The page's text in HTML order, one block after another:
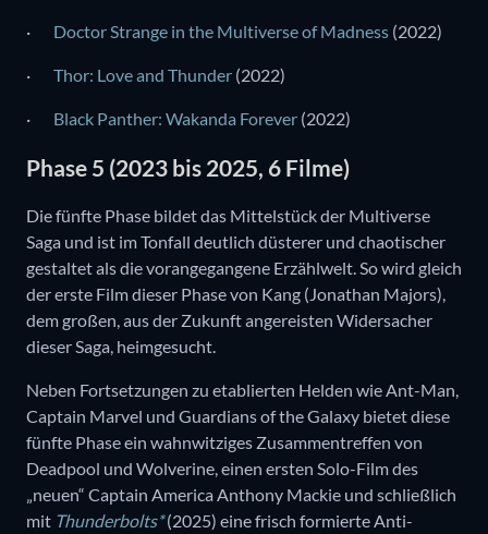
· Doctor Strange in the Multiverse of Madness (2022)
· Thor: Love and Thunder (2022)
· Black Panther: Wakanda Forever (2022)
Phase 5 (2023 bis 2025, 6 Filme)
Die fünfte Phase bildet das Mittelstück der Multiverse
Saga und ist im Tonfall deutlich düsterer und chaotischer
gestaltet als die vorangegangene Erzählwelt. So wird gleich
der erste Film dieser Phase von Kang (Jonathan Majors),
dem großen, aus der Zukunft angereisten Widersacher
dieser Saga, heimgesucht.
Neben Fortsetzungen zu etablierten Helden wie Ant-Man,
Captain Marvel und Guardians of the Galaxy bietet diese
fünfte Phase ein wahnwitziges Zusammentreffen von
Deadpool und Wolverine, einen ersten Solo-Film des
„neuen“ Captain America Anthony Mackie und schließlich
mit Thunderbolts*(2025) eine frisch formierte Anti-